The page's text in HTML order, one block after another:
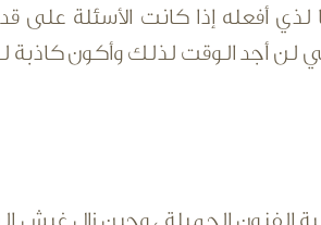
أفعله إذا كانت الأسئلة على
لن أجد الوقت لذلك وأكون كاذبة